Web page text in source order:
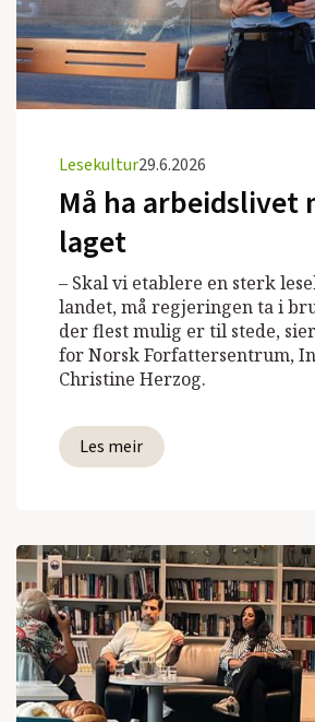
Lesekultur29.6.2026
Må ha arbeidslivet
laget
– Skal vi etablere en sterk
landet, må regjeringen ta i
der flest mulig er til stede,
for Norsk Forfattersentrum,
Christine Herzog.
Les meir